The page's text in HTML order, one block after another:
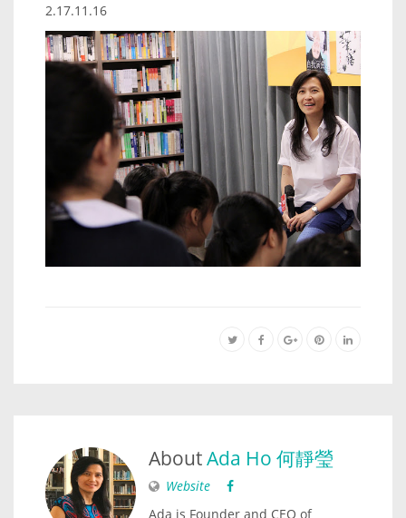
2.17.11.16
AboutAda Ho 何靜瑩
Website
Ada is Founder and CEO of